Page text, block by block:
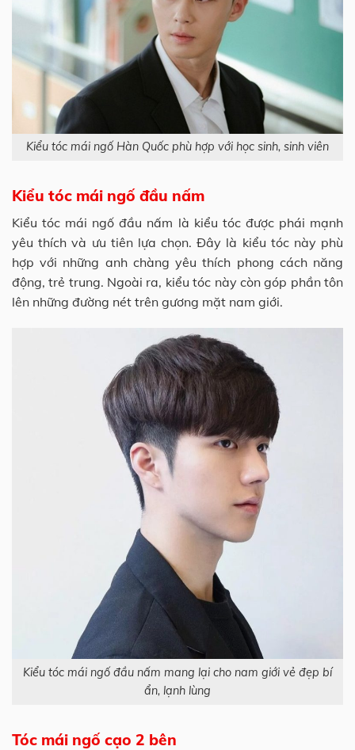
Kiểu tóc mái ngố Hàn Quốc phù hợp với học sinh, sinh viên
Kiểu tóc mái ngố đầu nấm
Kiểu tóc mái ngố đầu nấm là kiểu tóc được phái mạnh
yêu thích và ưu tiên lựa chọn. Đây là kiểu tóc này phù
hợp với những anh chàng yêu thích phong cách năng
động, trẻ trung. Ngoài ra, kiểu tóc này còn góp phần tôn
lên những đường nét trên gương mặt nam giới.
Kiểu tóc mái ngố đầu nấm mang lại cho nam giới vẻ đẹp bí
ẩn, lạnh lùng
Tóc mái ngố cạo 2 bên